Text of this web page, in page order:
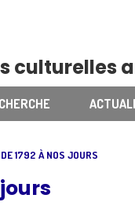
culturelles
1792 À NOS JOURS